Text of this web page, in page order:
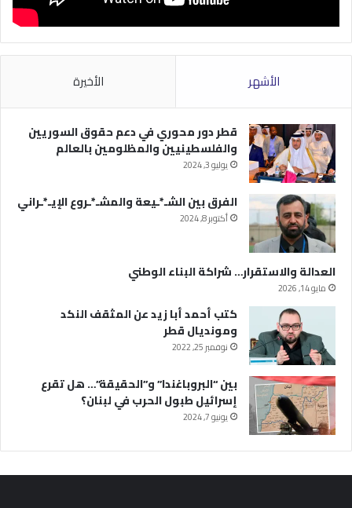
الأشهر الأخيرة
قطر دور محوري في دعم حقوق السوريين
والفلسطينيين والمظلومين بالعالم
يوليو 3, 2024
الفرق بين الشـ*ـيعة والمشـ*ـروع الإيـ*ـراني
أكتوبر 8, 2024
العدالة والاستقرار… شراكة البناء الوطني
مايو 14, 2026
كتب أحمد أبا زيد عن المثقف النكد
ومونديال قطر
نوفمبر 25, 2022
بين “البروباغندا” و”الحقيقة”… هل تقرع
إسرائيل طبول الحرب في لبنان؟
يونيو 7, 2024